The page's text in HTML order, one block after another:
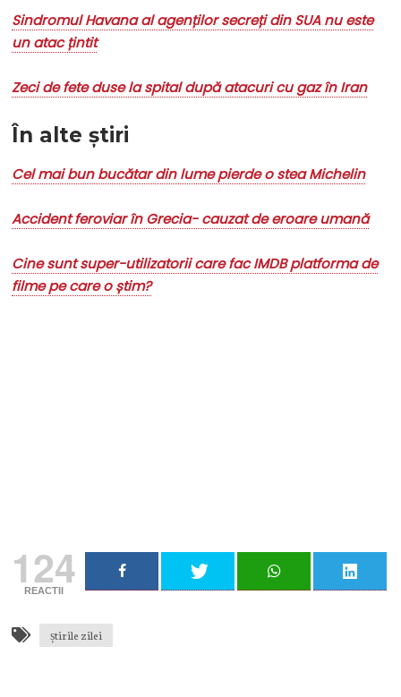
Sindromul Havana al agenților secreți din SUA nu este
un atac țintit
Zeci de fete duse la spital după atacuri cu gaz în Iran
În alte știri
Cel mai bun bucătar din lume pierde o stea Michelin
Accident feroviar în Grecia- cauzat de eroare umană
Cine sunt super-utilizatorii care fac IMDB platforma de
filme pe care o știm?
124
REACTII
știrile zilei